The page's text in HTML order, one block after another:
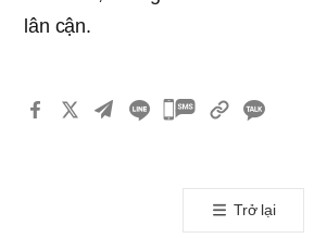
lân cận.
카
톡
공
Trở lại